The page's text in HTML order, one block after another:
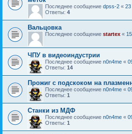
Последнее сообщение dpss-2 « 23
Ответы: 4
Вальцовка
Последнее сообщение startex «
ЧПУ в видеоиндустрии
Последнее сообщение n0n4me «
Ответы: 14
Прожиг с подскоком на
Последнее сообщение n0n4me «
Ответы: 1
Станки из МДФ
Последнее сообщение n0n4me «
Ответы: 1